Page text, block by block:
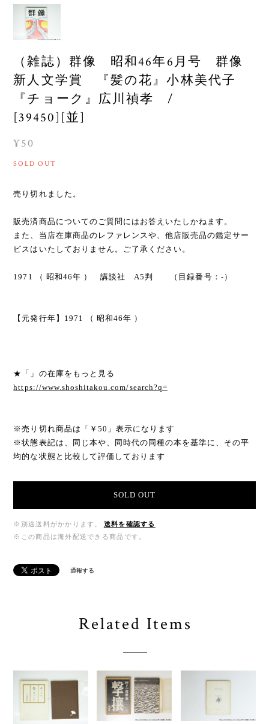
（雑誌）群像 昭和46年6月号 群像
新人文学賞 『髪の花』小林美代子
『チョーク』広川禎孝 /
[39450][並]
¥50
SOLD OUT
売り切れました。
販売済商品についてのご質問にはお答えいたしかねます。
また、当店在庫商品のレファレンスや、他店販売品の鑑定サー
ビスはいたしておりません。ご了承ください。
1971 （ 昭和46年 ） 講談社 A5判 （目録番号：-）
【元発行年】1971 （ 昭和46年 ）
★「」の在庫をもっと見る
https://www.shoshitakou.com/search?q=
※売り切れ商品は「￥50」表示になります
※状態表記は、同じ本や、同時代の同種の本を基準に、その平
均的な状態と比較して評価しております
SOLD OUT
※別途送料がかかります。
送料を確認する
※この商品は海外配送できる商品です。
通報する
Related Items